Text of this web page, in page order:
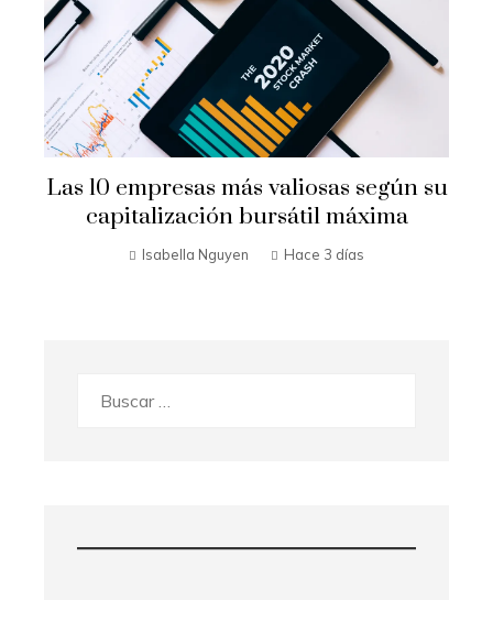
Las 10 empresas más valiosas según su
capitalización bursátil máxima
Isabella Nguyen Hace 3 días